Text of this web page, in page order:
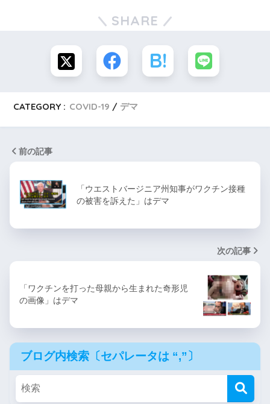
SHARE
CATEGORY : COVID-19 デマ
前の記事
「ウエストバージニア州知事がワクチン接種
の被害を訴えた」はデマ
次の記事
「ワクチンを打った母親から生まれた奇形児
の画像」はデマ
ブログ内検索〔セパレータは “,”〕